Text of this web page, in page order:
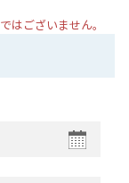
ございません。